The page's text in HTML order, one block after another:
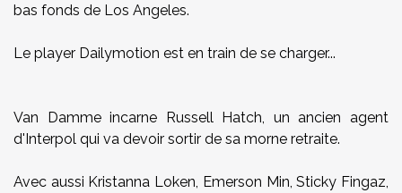
bas fonds de Los Angeles.
Le player Dailymotion est en train de se charger...
Van Damme incarne Russell Hatch, un ancien agent
d'Interpol qui va devoir sortir de sa morne retraite.
Avec aussi Kristanna Loken, Emerson Min, Sticky Fingaz,